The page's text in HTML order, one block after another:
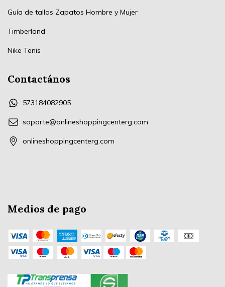
Guía de tallas Zapatos Hombre y Mujer
Timberland
Nike Tenis
Contactános
573184082905
soporte@onlineshoppingcenterg.com
onlineshoppingcenterg.com
Medios de pago